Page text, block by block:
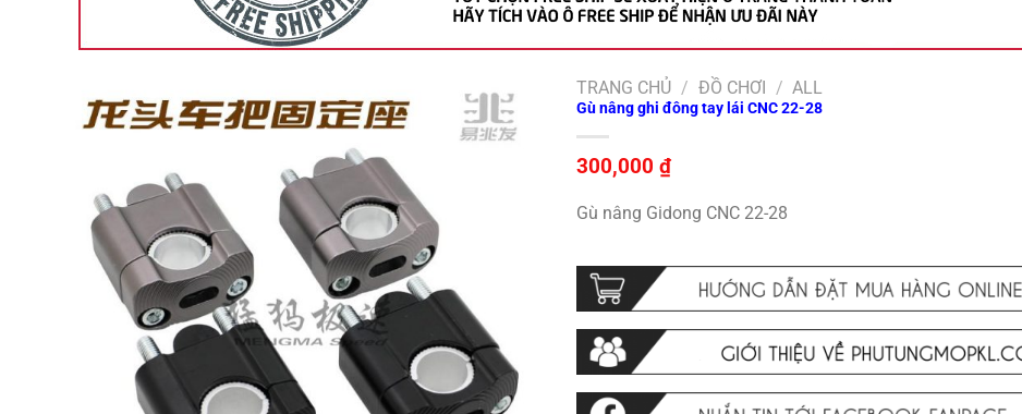
TRANG CHỦ / ĐỒ CHƠI / ALL
Gù nâng ghi đông tay lái CNC 22-28
300,000₫
Gù nâng Gidong CNC 22-28